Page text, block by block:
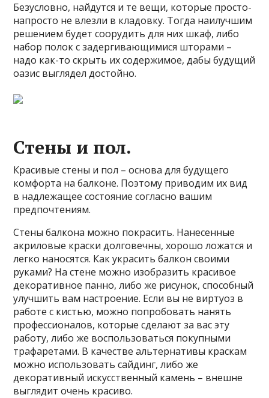
Безусловно, найдутся и те вещи, которые просто-
напросто не влезли в кладовку. Тогда наилучшим
решением будет соорудить для них шкаф, либо
набор полок с задергивающимися шторами –
надо как-то скрыть их содержимое, дабы будущий
оазис выглядел достойно.
Стены и пол.
Красивые стены и пол – основа для будущего
комфорта на балконе. Поэтому приводим их вид
в надлежащее состояние согласно вашим
предпочтениям.
Стены балкона можно покрасить. Нанесенные
акриловые краски долговечны, хорошо ложатся и
легко наносятся. Как украсить балкон своими
руками? На стене можно изобразить красивое
декоративное панно, либо же рисунок, способный
улучшить вам настроение. Если вы не виртуоз в
работе с кистью, можно попробовать нанять
профессионалов, которые сделают за вас эту
работу, либо же воспользоваться покупными
трафаретами. В качестве альтернативы краскам
можно использовать сайдинг, либо же
декоративный искусственный камень – внешне
выглядит очень красиво.